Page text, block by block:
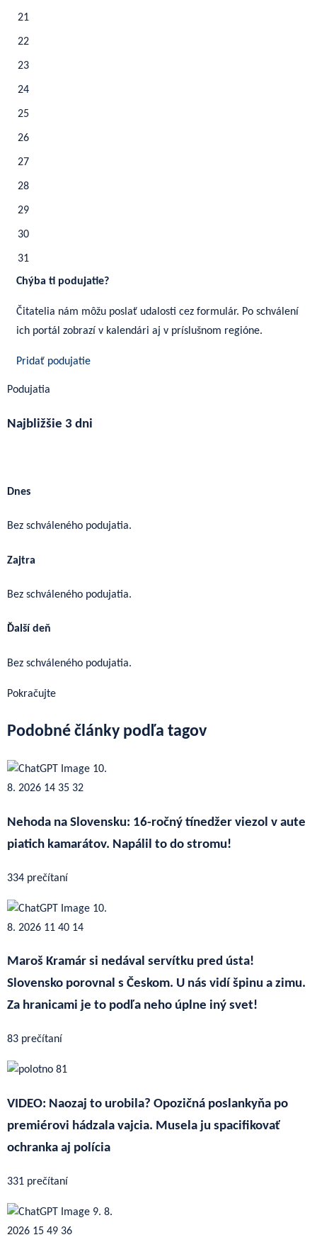
21
22
23
24
25
26
27
28
29
30
31
Chýba ti podujatie?
Čitatelia nám môžu poslať udalosti cez formulár. Po schválení
ich portál zobrazí v kalendári aj v príslušnom regióne.
Pridať podujatie
Podujatia
Najbližšie 3 dni
Dnes
Bez schváleného podujatia.
Zajtra
Bez schváleného podujatia.
Ďalší deň
Bez schváleného podujatia.
Pokračujte
Podobné články podľa tagov
Nehoda na Slovensku: 16-ročný tínedžer viezol v aute
piatich kamarátov. Napálil to do stromu!
334 prečítaní
Maroš Kramár si nedával servítku pred ústa!
Slovensko porovnal s Českom. U nás vidí špinu a zimu.
Za hranicami je to podľa neho úplne iný svet!
83 prečítaní
VIDEO: Naozaj to urobila? Opozičná poslankyňa po
premiérovi hádzala vajcia. Musela ju spacifikovať
ochranka aj polícia
331 prečítaní